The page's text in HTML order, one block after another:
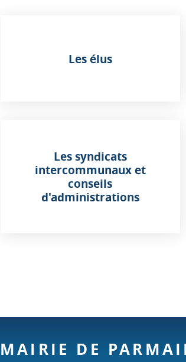
Les élus
Les syndicats
intercommunaux et
conseils
d'administrations
MAIRIE DE